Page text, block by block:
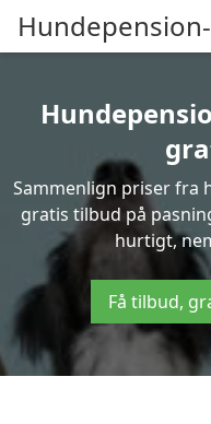
Sammenlign priser fra
gratis tilbud på
hurtigt,
Få tilbud,